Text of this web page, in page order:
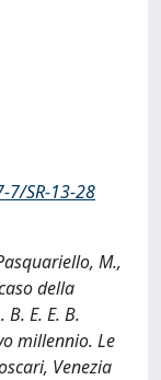
SR-13-28
M.,
della
E. E. B.
millennio. Le
Venezia